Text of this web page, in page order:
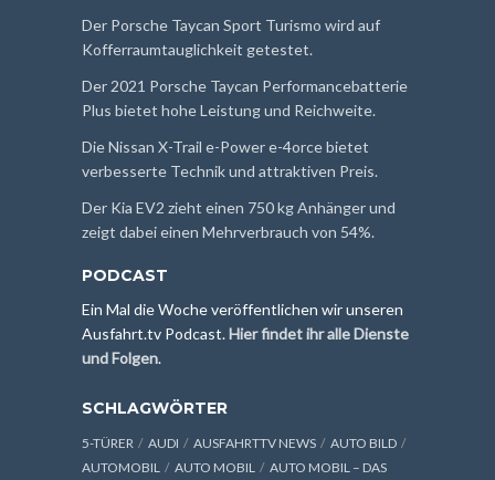
Der Porsche Taycan Sport Turismo wird auf
Kofferraumtauglichkeit getestet.
Der 2021 Porsche Taycan Performancebatterie
Plus bietet hohe Leistung und Reichweite.
Die Nissan X-Trail e-Power e-4orce bietet
verbesserte Technik und attraktiven Preis.
Der Kia EV2 zieht einen 750 kg Anhänger und
zeigt dabei einen Mehrverbrauch von 54%.
PODCAST
Ein Mal die Woche veröffentlichen wir unseren
Ausfahrt.tv Podcast.Hier findet ihr alle Dienste
und Folgen.
SCHLAGWÖRTER
5-TÜRER AUDI AUSFAHRTTV NEWS
AUTO BILD
AUTOMOBIL
AUTO MOBIL
AUTO MOBIL – DAS